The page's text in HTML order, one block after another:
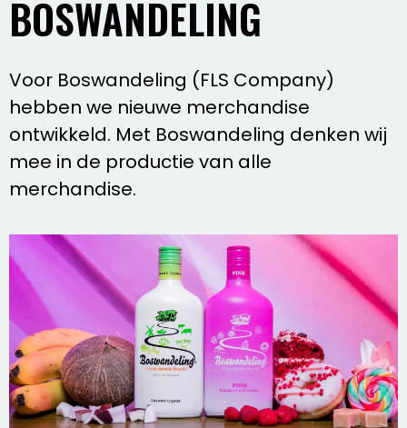
BOSWANDELING
Voor Boswandeling (FLS Company)
hebben we nieuwe merchandise
ontwikkeld. Met Boswandeling denken wij
mee in de productie van alle
merchandise.